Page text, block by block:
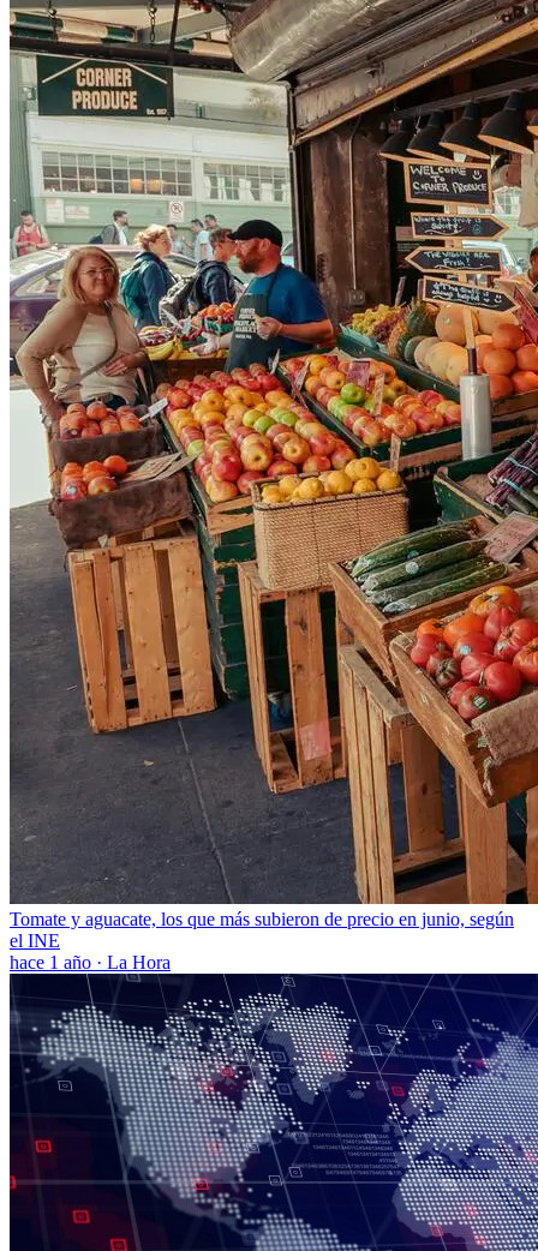
Tomate y aguacate, los que más subieron de precio en junio, según
el INE
hace 1 año · La Hora